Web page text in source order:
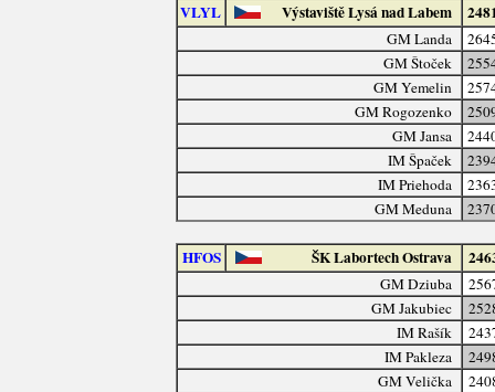
VLYL Výstaviště Lysá nad Labem
GM Landa
GM Štoček
GM Yemelin
GM Rogozenko
GM Jansa
IM Špaček
IM Priehoda
GM Meduna
HFOS ŠK Labortech Ostrava
GM Dziuba
GM Jakubiec
IM Rašík
IM Pakleza
GM Velička